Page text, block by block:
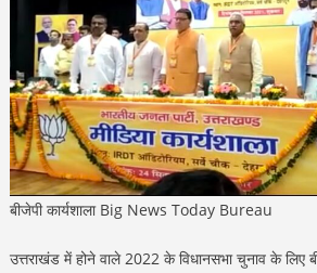
बीजेपी कार्यशाला Big News Today Bureau
उत्तराखंड में होने वाले 2022 के विधानसभा चुनाव के लिए